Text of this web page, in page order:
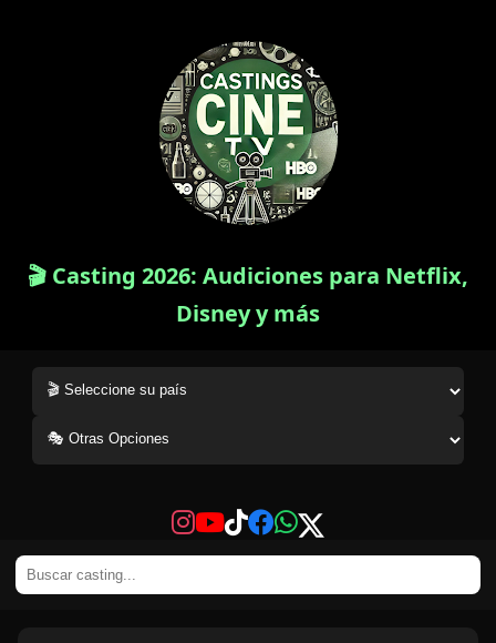
🎬 Casting 2026: Audiciones para Netflix,
Disney y más